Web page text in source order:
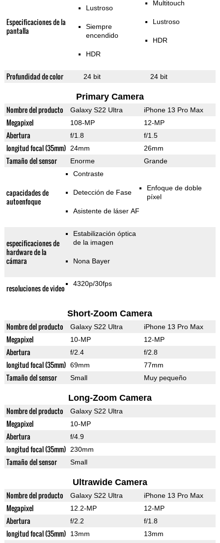
Especificaciones de la
pantalla
Lustroso
Siempre
encendido
HDR
Multitouch
Lustroso
HDR
Profundidad de color 24 bit 24 bit
Primary Camera
Nombre del producto Galaxy S22 Ultra iPhone 13 Pro Max
Megapixel 108-MP 12-MP
Abertura f/1.8 f/1.5
longitud focal (35mm) 24mm 26mm
Tamaño del sensor Enorme Grande
capacidades de
autoenfoque
Contraste
Detección de Fase
Asistente de láser AF
Enfoque de doble
píxel
especificaciones de
hardware de la
cámara
Estabilización óptica
de la imagen
Nona Bayer
resoluciones de video 4320p/30fps
Short-Zoom Camera
Nombre del producto Galaxy S22 Ultra iPhone 13 Pro Max
Megapixel 10-MP 12-MP
Abertura f/2.4 f/2.8
longitud focal (35mm) 69mm 77mm
Tamaño del sensor Small Muy pequeño
Long-Zoom Camera
Nombre del producto Galaxy S22 Ultra
Megapixel 10-MP
Abertura f/4.9
longitud focal (35mm) 230mm
Tamaño del sensor Small
Ultrawide Camera
Nombre del producto Galaxy S22 Ultra iPhone 13 Pro Max
Megapixel 12.2-MP 12-MP
Abertura f/2.2 f/1.8
longitud focal (35mm) 13mm 13mm